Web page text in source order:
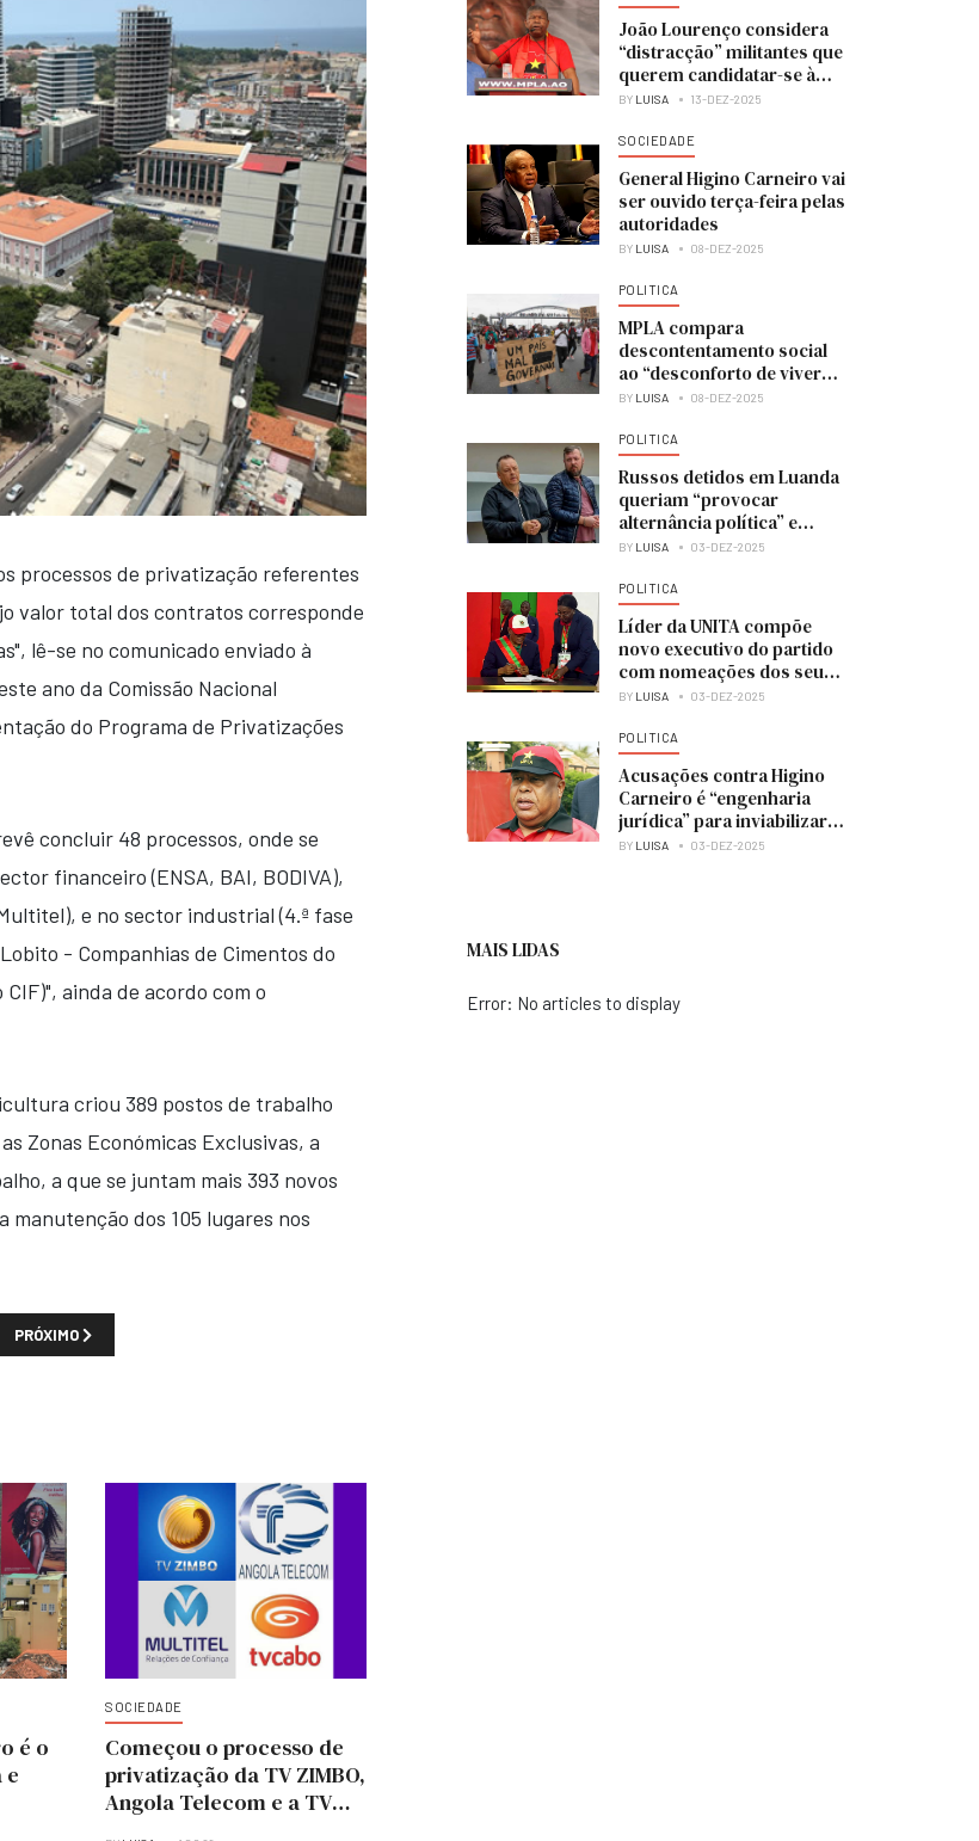
processos de privatização referentes
valor total dos contratos corresponde
lê-se no comunicado enviado à
ano da Comissão Nacional
do Programa de Privatizações
concluir 48 processos, onde se
financeiro (ENSA, BAI, BODIVA),
e no sector industrial (4.ª fase
- Companhias de Cimentos do
ainda de acordo com o
criou 389 postos de trabalho
Zonas Económicas Exclusivas, a
a que se juntam mais 393 novos
dos 105 lugares nos
ITÁLIA VAI RECEBER MAIS GÁS NATURAL DE ANGOLA E DA REPÚBLICA DO CONGO
PRÓXIMO ARTIGO: DE BEERS VOLTA A EXPLORAR DIAMANTES EM ANGOLA E VAI INICIAR PROSPEÇÃO NAS LUNDAS
PRÓXIMO
é o
e
SOCIEDADE
Começou o processo de
privatização da TV ZIMBO,
Angola Telecom e a TV
João Lourenço considera
“distracção” militantes que
querem candidatar-se à
liderança do MPLA
BY LUISA 13-DEZ-2025
SOCIEDADE
General Higino Carneiro vai
ser ouvido terça-feira pelas
autoridades
BY LUISA 08-DEZ-2025
POLITICA
MPLA compara
descontentamento social
ao “desconforto de viver
numa casa em obras”
BY LUISA 08-DEZ-2025
POLITICA
Russos detidos em Luanda
queriam “provocar
alternância política” e
colocar UNITA no poder
BY LUISA 03-DEZ-2025
POLITICA
Líder da UNITA compõe
novo executivo do partido
com nomeações dos seus
membros
BY LUISA 03-DEZ-2025
POLITICA
Acusações contra Higino
Carneiro é “engenharia
jurídica” para inviabilizar
candidatura à presidência
BY LUISA 03-DEZ-2025
MAIS LIDAS
Error: No articles to display